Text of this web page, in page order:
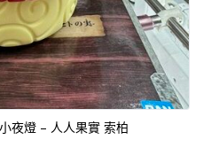
夜燈 – 人人果實 索柏